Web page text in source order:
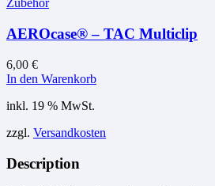
Zubehör
AEROcase® – TAC Multiclip
6,00 €
In den Warenkorb
inkl. 19 % MwSt.
zzgl. Versandkosten
Description